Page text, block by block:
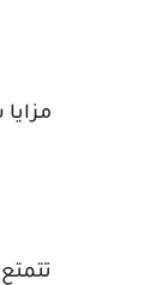
مزايا
تتمتع نيسان باترول